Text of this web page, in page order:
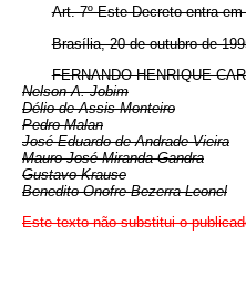
Art. 7º Este Decreto entra
Brasília, 20 de outubro de
FERNANDO HENRIQUE
Nelson A. Jobim
Délio de Assis Monteiro
Pedro Malan
José Eduardo de Andrade Vieira
Mauro José Miranda Gandra
Gustavo Krause
Benedito Onofre Bezerra Leonel
Este texto não substitui o